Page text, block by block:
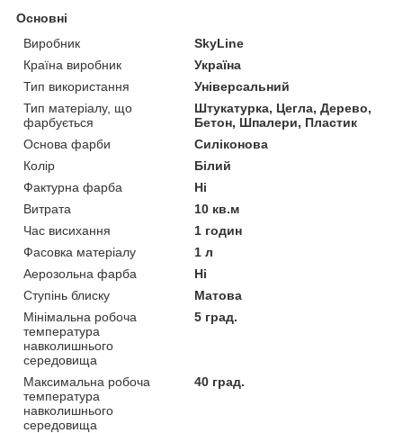
Основні
Виробник
SkyLine
Країна виробник
Україна
Тип використання
Універсальний
Тип матеріалу, що
фарбується
Штукатурка, Цегла, Дерево,
Бетон, Шпалери, Пластик
Основа фарби
Силіконова
Колір
Білий
Фактурна фарба
Ні
Витрата
10 кв.м
Час висихання
1 годин
Фасовка матеріалу
1 л
Аерозольна фарба
Ні
Ступінь блиску
Матова
Мінімальна робоча
температура
навколишнього
середовища
5 град.
Максимальна робоча
температура
навколишнього
середовища
40 град.